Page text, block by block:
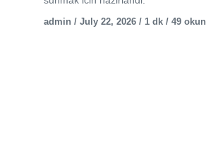
admin / July 22, 2026 / 1 dk / 49